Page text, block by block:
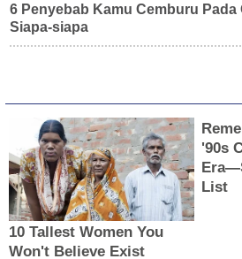
6 Penyebab Kamu Cemburu Pada
Siapa-siapa